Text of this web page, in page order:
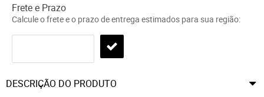
Frete e Prazo
Calcule o frete e o prazo de entrega estimados para sua região:
DESCRIÇÃO DO PRODUTO